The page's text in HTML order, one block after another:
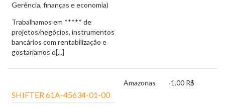
Gerência, finanças e economia)
Trabalhamos em ***** de
projetos/negócios, instrumentos
bancários com rentabilização e
gostaríamos d[...]
SHIFTER 61A-45634-01-00
Amazonas -1.00 R$